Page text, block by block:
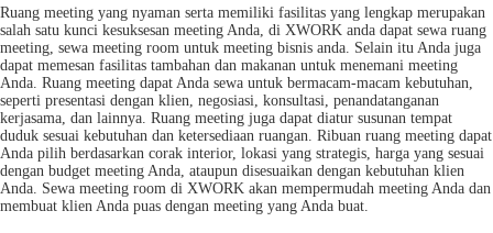
Ruang meeting yang nyaman serta memiliki fasilitas yang lengkap merupakan
salah satu kunci kesuksesan meeting Anda, di XWORK anda dapat sewa ruang
meeting, sewa meeting room untuk meeting bisnis anda. Selain itu Anda juga
dapat memesan fasilitas tambahan dan makanan untuk menemani meeting
Anda. Ruang meeting dapat Anda sewa untuk bermacam-macam kebutuhan,
seperti presentasi dengan klien, negosiasi, konsultasi, penandatanganan
kerjasama, dan lainnya. Ruang meeting juga dapat diatur susunan tempat
duduk sesuai kebutuhan dan ketersediaan ruangan. Ribuan ruang meeting dapat
Anda pilih berdasarkan corak interior, lokasi yang strategis, harga yang sesuai
dengan budget meeting Anda, ataupun disesuaikan dengan kebutuhan klien
Anda. Sewa meeting room di XWORK akan mempermudah meeting Anda dan
membuat klien Anda puas dengan meeting yang Anda buat.